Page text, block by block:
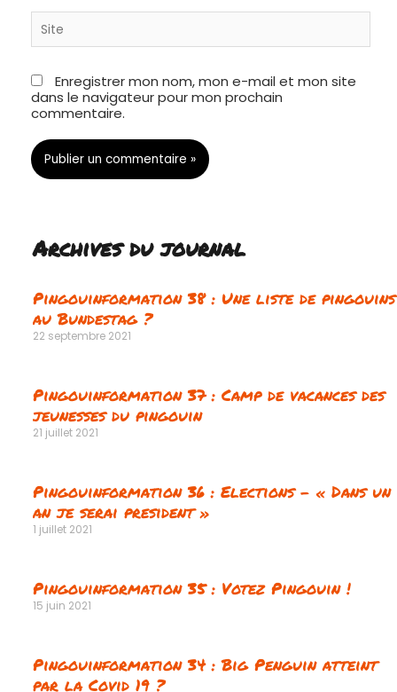
Site
Enregistrer mon nom, mon e-mail et mon site
dans le navigateur pour mon prochain
commentaire.
Archives du journal
Pingouinformation 38 : Une liste de pingouins
au Bundestag ?
22 septembre 2021
Pingouinformation 37 : Camp de vacances des
jeunesses du pingouin
21 juillet 2021
Pingouinformation 36 : Elections – « Dans un
an je serai president »
1 juillet 2021
Pingouinformation 35 : Votez Pingouin !
15 juin 2021
Pingouinformation 34 : Big Penguin atteint
par la Covid 19 ?